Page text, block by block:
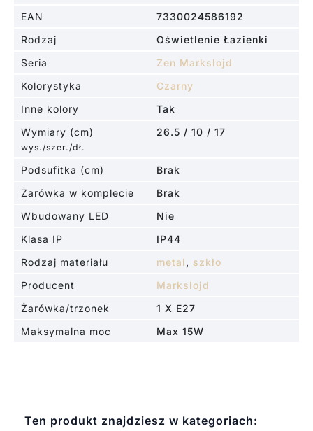
EAN
7330024586192
Rodzaj
Oświetlenie Łazienki
Seria
Zen Markslojd
Kolorystyka
Czarny
Inne kolory
Tak
Wymiary (cm)
wys./szer./dł.
26.5 / 10 / 17
Podsufitka (cm)
Brak
Żarówka w komplecie
Brak
Wbudowany LED
Nie
Klasa IP
IP44
Rodzaj materiału
metal , szkło
Producent
Markslojd
Żarówka/trzonek
1 X E27
Maksymalna moc
Max 15W
Ten produkt znajdziesz w kategoriach: